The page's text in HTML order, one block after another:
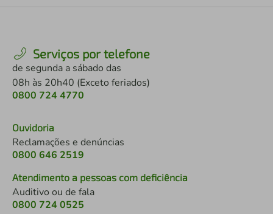
Serviços por telefone
de segunda a sábado das
08h às 20h40 (Exceto feriados)
0800 724 4770
Ouvidoria
Reclamações e denúncias
0800 646 2519
Atendimento a pessoas com deficiência
Auditivo ou de fala
0800 724 0525